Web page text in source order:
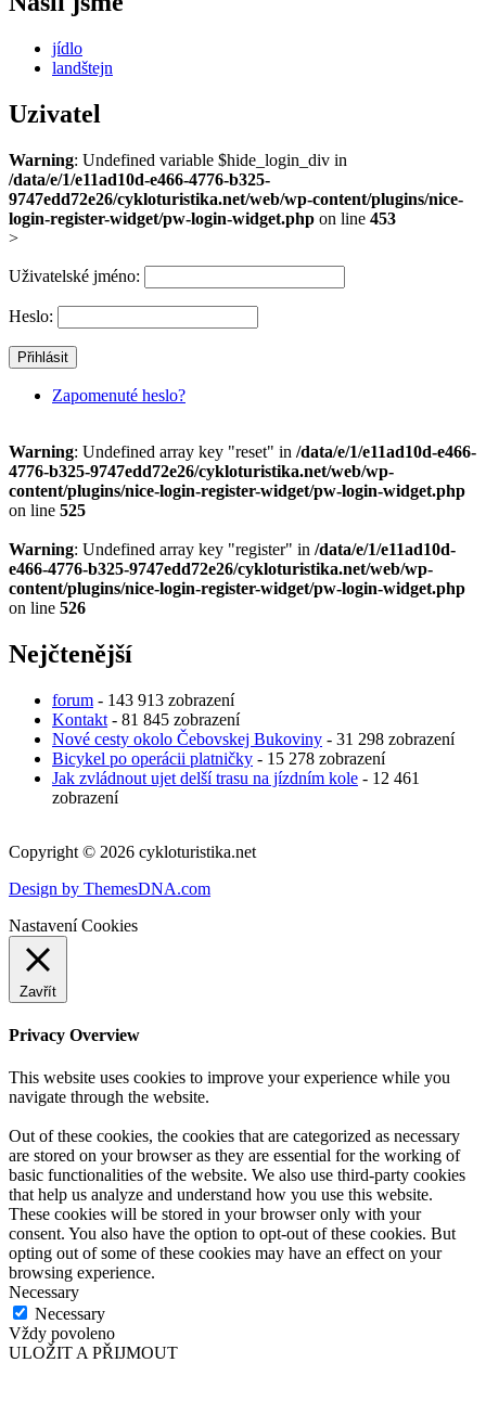
jídlo
landštejn
Uzivatel
Warning: Undefined variable $hide_login_div in
/data/e/1/e11ad10d-e466-4776-b325-
9747edd72e26/cykloturistika.net/web/wp-content/plugins/nice-
login-register-widget/pw-login-widget.php on line 453
>
Uživatelské jméno:
Heslo:
Zapomenuté heslo?
Warning: Undefined array key "reset" in /data/e/1/e11ad10d-e466-
4776-b325-9747edd72e26/cykloturistika.net/web/wp-
content/plugins/nice-login-register-widget/pw-login-widget.php
on line 525
Warning: Undefined array key "register" in /data/e/1/e11ad10d-
e466-4776-b325-9747edd72e26/cykloturistika.net/web/wp-
content/plugins/nice-login-register-widget/pw-login-widget.php
on line 526
Nejčtenější
forum - 143 913 zobrazení
Kontakt - 81 845 zobrazení
Nové cesty okolo Čebovskej Bukoviny - 31 298 zobrazení
Bicykel po operácii platničky - 15 278 zobrazení
Jak zvládnout ujet delší trasu na jízdním kole - 12 461
zobrazení
Copyright © 2026 cykloturistika.net
Design by ThemesDNA.com
Nastavení Cookies
Zavřít
Privacy Overview
This website uses cookies to improve your experience while you
navigate through the website.
Out of these cookies, the cookies that are categorized as necessary
are stored on your browser as they are essential for the working of
basic functionalities of the website. We also use third-party cookies
that help us analyze and understand how you use this website.
These cookies will be stored in your browser only with your
consent. You also have the option to opt-out of these cookies. But
opting out of some of these cookies may have an effect on your
browsing experience.
Necessary
Necessary
Vždy povoleno
ULOŽIT A PŘIJMOUT